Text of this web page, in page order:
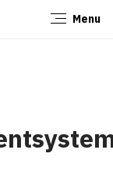
Menu
Sluiten